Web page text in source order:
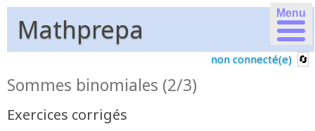
Menu
Mathprepa
non connecté(e)
Sommes binomiales (2/3)
Exercices corrigés